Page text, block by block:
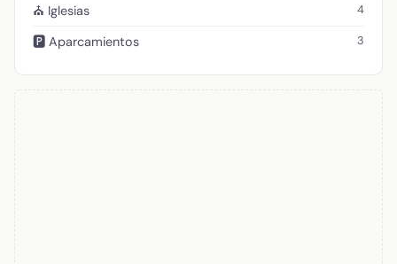
⛪ Iglesias 4
🅿️ Aparcamientos 3